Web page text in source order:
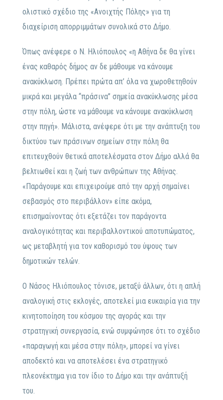
ολιστικό σχέδιο της «Ανοιχτής Πόλης» για τη
διαχείριση απορριμμάτων συνολικά στο Δήμο.
Όπως ανέφερε ο Ν. Ηλιόπουλος «η Αθήνα δε θα γίνει
ένας καθαρός δήμος αν δε μάθουμε να κάνουμε
ανακύκλωση. Πρέπει πρώτα απ’ όλα να χωροθετηθούν
μικρά και μεγάλα ‘‘πράσινα’’ σημεία ανακύκλωσης μέσα
στην πόλη, ώστε να μάθουμε να κάνουμε ανακύκλωση
στην πηγή». Μάλιστα, ανέφερε ότι με την ανάπτυξη του
δικτύου των πράσινων σημείων στην πόλη θα
επιτευχθούν θετικά αποτελέσματα στον Δήμο αλλά θα
βελτιωθεί και η ζωή των ανθρώπων της Αθήνας.
«Παράγουμε και επιχειρούμε από την αρχή σημαίνει
σεβασμός στο περιβάλλον» είπε ακόμα,
επισημαίνοντας ότι εξετάζει τον παράγοντα
αναλογικότητας και περιβαλλοντικού αποτυπώματος,
ως μεταβλητή για τον καθορισμό του ύψους των
δημοτικών τελών.
Ο Νάσος Ηλιόπουλος τόνισε, μεταξύ άλλων, ότι η απλή
αναλογική στις εκλογές, αποτελεί μια ευκαιρία για την
κινητοποίηση του κόσμου της αγοράς και την
στρατηγική συνεργασία, ενώ συμφώνησε ότι το σχέδιο
«παραγωγή και μέσα στην πόλη», μπορεί να γίνει
αποδεκτό και να αποτελέσει ένα στρατηγικό
πλεονέκτημα για τον ίδιο το Δήμο και την ανάπτυξή
του.